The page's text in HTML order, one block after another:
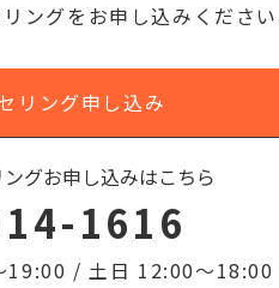
ングをお申し込みください
リング申し込み
グお申し込みはこちら
1616
19:00 / 土日 12:00〜18:00